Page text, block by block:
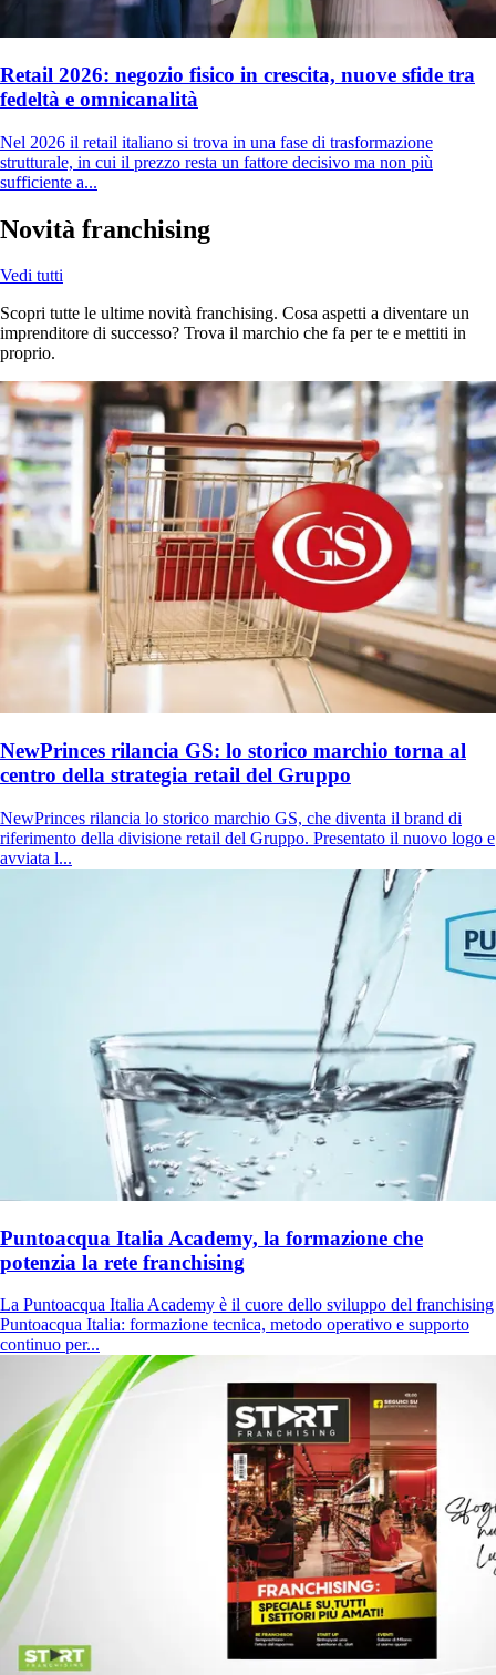
Retail 2026: negozio fisico in crescita, nuove sfide tra
fedeltà e omnicanalità
Nel 2026 il retail italiano si trova in una fase di trasformazione
strutturale, in cui il prezzo resta un fattore decisivo ma non più
sufficiente a...
Novità franchising
Vedi tutti
Scopri tutte le ultime novità franchising. Cosa aspetti a diventare un
imprenditore di successo? Trova il marchio che fa per te e mettiti in
proprio.
NewPrinces rilancia GS: lo storico marchio torna al
centro della strategia retail del Gruppo
NewPrinces rilancia lo storico marchio GS, che diventa il brand di
riferimento della divisione retail del Gruppo. Presentato il nuovo logo e
avviata l...
Puntoacqua Italia Academy, la formazione che
potenzia la rete franchising
La Puntoacqua Italia Academy è il cuore dello sviluppo del franchising
Puntoacqua Italia: formazione tecnica, metodo operativo e supporto
continuo per...